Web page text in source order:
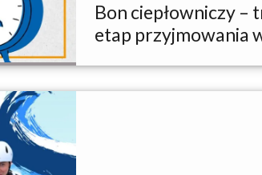
Bon ciepłowniczy –
etap przyjmowania